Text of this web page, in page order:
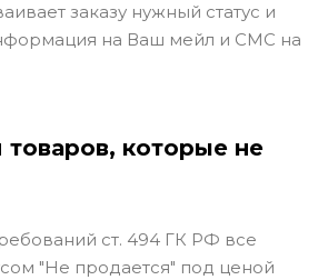
заказу нужный статус и
на Ваш мейл и СМС на
которые не
ст. 494 ГК РФ все
"Не продается" под ценой